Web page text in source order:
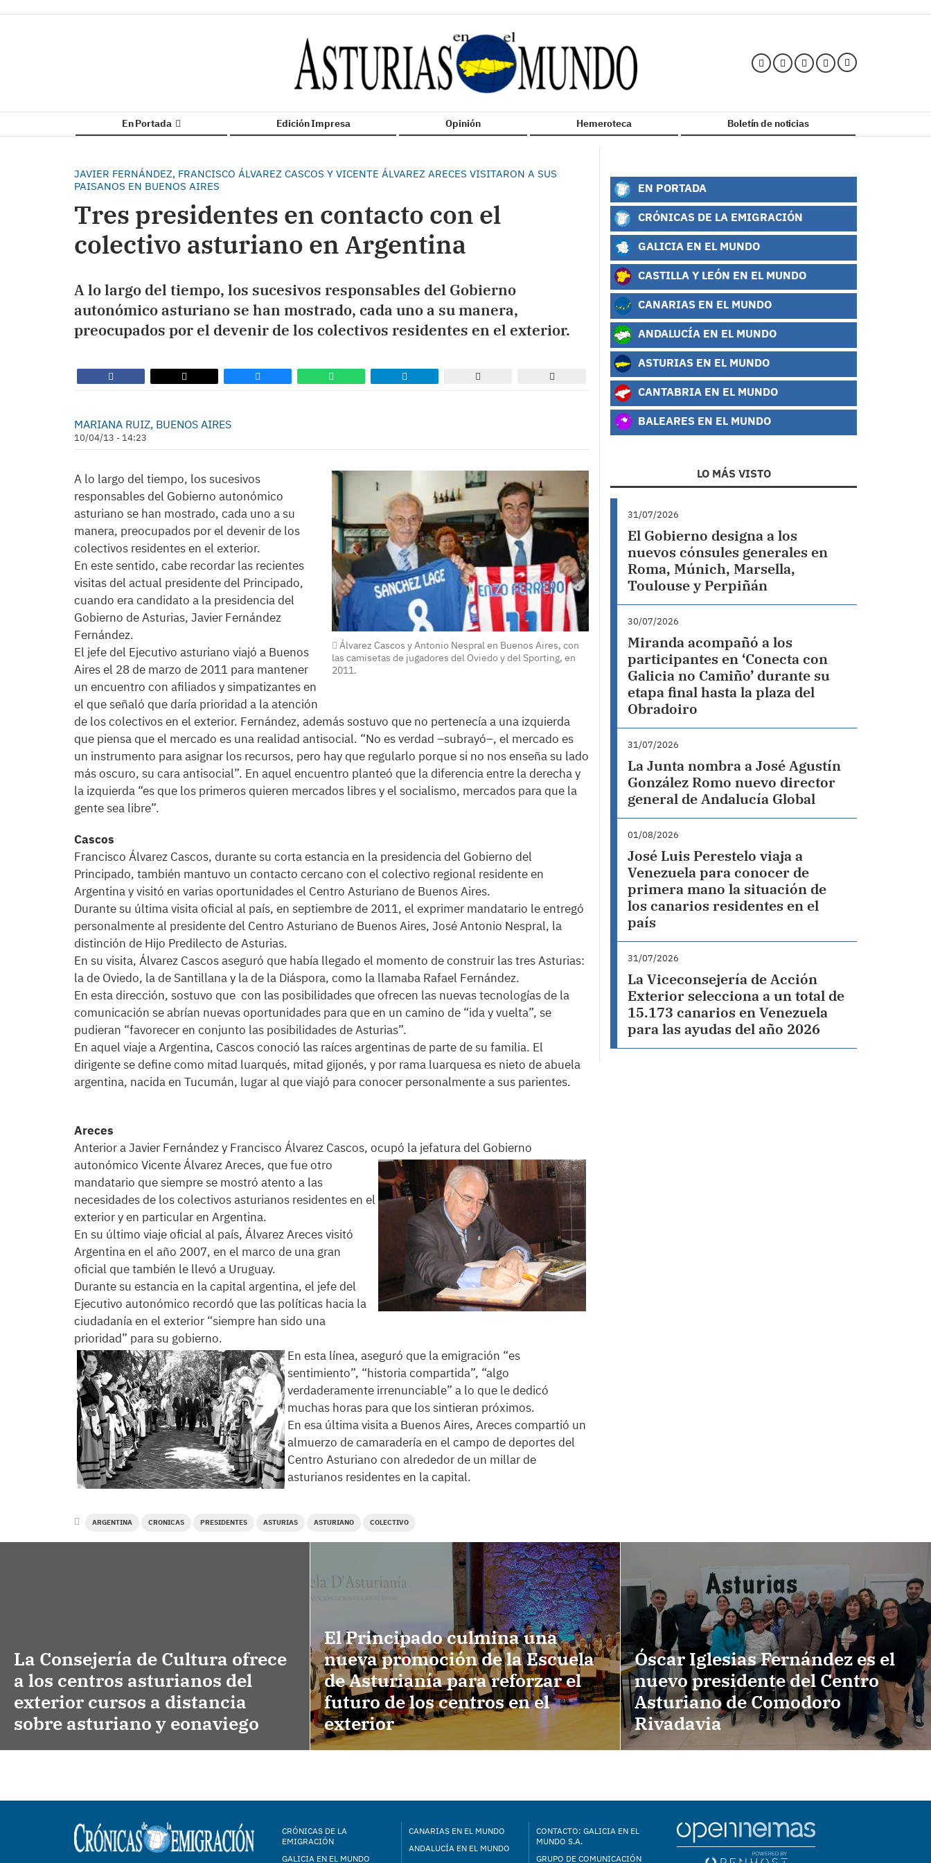
En Portada Edición Impresa Opinión Hemeroteca Boletín de noticias
JAVIER FERNÁNDEZ, FRANCISCO ÁLVAREZ CASCOS Y VICENTE ÁLVAREZ ARECES VISITARON A SUS
PAISANOS EN BUENOS AIRES
Tres presidentes en contacto con el
colectivo asturiano en Argentina
A lo largo del tiempo, los sucesivos responsables del Gobierno
autonómico asturiano se han mostrado, cada uno a su manera,
preocupados por el devenir de los colectivos residentes en el exterior.
MARIANA RUIZ, BUENOS AIRES
10/04/13 - 14:23
Álvarez Cascos y Antonio Nespral en Buenos Aires, con
las camisetas de jugadores del Oviedo y del Sporting, en
2011.
A lo largo del tiempo, los sucesivos
responsables del Gobierno autonómico
asturiano se han mostrado, cada uno a su
manera, preocupados por el devenir de los
colectivos residentes en el exterior.
En este sentido, cabe recordar las recientes
visitas del actual presidente del Principado,
cuando era candidato a la presidencia del
Gobierno de Asturias, Javier Fernández
Fernández.
El jefe del Ejecutivo asturiano viajó a Buenos
Aires el 28 de marzo de 2011 para mantener
un encuentro con afiliados y simpatizantes en
el que señaló que daría prioridad a la atención
de los colectivos en el exterior. Fernández, además sostuvo que no pertenecía a una izquierda
que piensa que el mercado es una realidad antisocial. “No es verdad –subrayó–, el mercado es
un instrumento para asignar los recursos, pero hay que regularlo porque si no nos enseña su lado
más oscuro, su cara antisocial”. En aquel encuentro planteó que la diferencia entre la derecha y
la izquierda “es que los primeros quieren mercados libres y el socialismo, mercados para que la
gente sea libre”.
Cascos
Francisco Álvarez Cascos, durante su corta estancia en la presidencia del Gobierno del
Principado, también mantuvo un contacto cercano con el colectivo regional residente en
Argentina y visitó en varias oportunidades el Centro Asturiano de Buenos Aires.
Durante su última visita oficial al país, en septiembre de 2011, el exprimer mandatario le entregó
personalmente al presidente del Centro Asturiano de Buenos Aires, José Antonio Nespral, la
distinción de Hijo Predilecto de Asturias.
En su visita, Álvarez Cascos aseguró que había llegado el momento de construir las tres Asturias:
la de Oviedo, la de Santillana y la de la Diáspora, como la llamaba Rafael Fernández.
En esta dirección, sostuvo que con las posibilidades que ofrecen las nuevas tecnologías de la
comunicación se abrían nuevas oportunidades para que en un camino de “ida y vuelta”, se
pudieran “favorecer en conjunto las posibilidades de Asturias”.
En aquel viaje a Argentina, Cascos conoció las raíces argentinas de parte de su familia. El
dirigente se define como mitad luarqués, mitad gijonés, y por rama luarquesa es nieto de abuela
argentina, nacida en Tucumán, lugar al que viajó para conocer personalmente a sus parientes.
Areces
Anterior a Javier Fernández y Francisco Álvarez Cascos, ocupó la jefatura del Gobierno
autonómico Vicente Álvarez Areces, que fue otro
mandatario que siempre se mostró atento a las
necesidades de los colectivos asturianos residentes en el
exterior y en particular en Argentina.
En su último viaje oficial al país, Álvarez Areces visitó
Argentina en el año 2007, en el marco de una gran
oficial que también le llevó a Uruguay.
Durante su estancia en la capital argentina, el jefe del
Ejecutivo autonómico recordó que las políticas hacia la
ciudadanía en el exterior “siempre han sido una
prioridad” para su gobierno.
En esta línea, aseguró que la emigración “es
sentimiento”, “historia compartida”, “algo
verdaderamente irrenunciable” a lo que le dedicó
muchas horas para que los sintieran próximos.
En esa última visita a Buenos Aires, Areces compartió un
almuerzo de camaradería en el campo de deportes del
Centro Asturiano con alrededor de un millar de
asturianos residentes en la capital.
ARGENTINA CRONICAS PRESIDENTES ASTURIAS ASTURIANO COLECTIVO
EN PORTADA
CRÓNICAS DE LA EMIGRACIÓN
GALICIA EN EL MUNDO
CASTILLA Y LEÓN EN EL MUNDO
CANARIAS EN EL MUNDO
ANDALUCÍA EN EL MUNDO
ASTURIAS EN EL MUNDO
CANTABRIA EN EL MUNDO
BALEARES EN EL MUNDO
LO MÁS VISTO
31/07/2026
El Gobierno designa a los
nuevos cónsules generales en
Roma, Múnich, Marsella,
Toulouse y Perpiñán
30/07/2026
Miranda acompañó a los
participantes en ‘Conecta con
Galicia no Camiño’ durante su
etapa final hasta la plaza del
Obradoiro
31/07/2026
La Junta nombra a José Agustín
González Romo nuevo director
general de Andalucía Global
01/08/2026
José Luis Perestelo viaja a
Venezuela para conocer de
primera mano la situación de
los canarios residentes en el
país
31/07/2026
La Viceconsejería de Acción
Exterior selecciona a un total de
15.173 canarios en Venezuela
para las ayudas del año 2026
La Consejería de Cultura ofrece
a los centros asturianos del
exterior cursos a distancia
sobre asturiano y eonaviego
El Principado culmina una
nueva promoción de la Escuela
de Asturianía para reforzar el
futuro de los centros en el
exterior
Óscar Iglesias Fernández es el
nuevo presidente del Centro
Asturiano de Comodoro
Rivadavia
CRÓNICAS DE LA
EMIGRACIÓN
GALICIA EN EL MUNDO
CANARIAS EN EL MUNDO
ANDALUCÍA EN EL MUNDO
CONTACTO: GALICIA EN EL
MUNDO S.A.
GRUPO DE COMUNICACIÓN